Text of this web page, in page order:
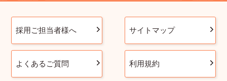
採用ご担当者様へ サイトマップ
よくあるご質問 利用規約